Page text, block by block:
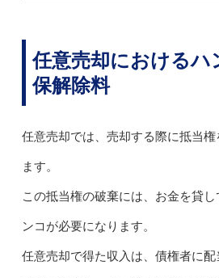
任意売却におけるハ
保解除料
任意売却では、売却する際に抵当
ます。
この抵当権の破棄には、お金を貸
ンコが必要になります。
任意売却で得た収入は、債権者に